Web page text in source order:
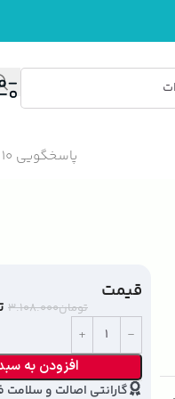
پاسخگویی 10 الی 15
قیمت
تومان۳.۱۰۸.۰۰۰
افزودن به
گارانتی اصالت و سلامت